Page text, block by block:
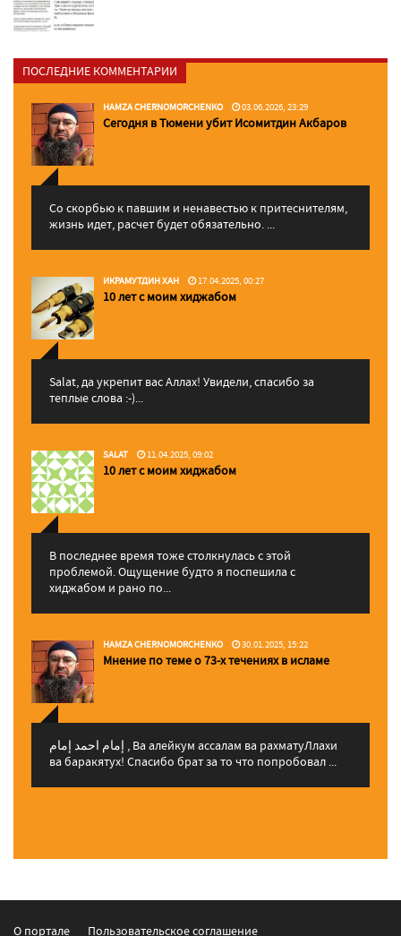
ПОСЛЕДНИЕ КОММЕНТАРИИ
HAMZA CHERNOMORCHENKO 03.06.2026, 23:29
Сегодня в Тюмени убит Исомитдин Акбаров
Со скорбью к павшим и ненавестью к притеснителям,
жизнь идет, расчет будет обязательно. ...
ИКРАМУТДИН ХАН 17.04.2025, 00:27
10 лет с моим хиджабом
Salat, да укрепит вас Аллаx! Увидели, спасибо за
теплые слова :-)...
SALAT 11.04.2025, 09:02
10 лет с моим хиджабом
В последнее время тоже столкнулась с этой
проблемой. Ощущение будто я поспешила с
хиджабом и рано по...
HAMZA CHERNOMORCHENKO 30.01.2025, 15:22
Мнение по теме о 73-х течениях в исламе
إمام احمد إمام , Ва алейкум ассалам ва рахматуЛлахи
ва баракятух! Спасибо брат за то что попробовал ...
О портале Пользовательское соглашение